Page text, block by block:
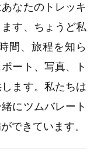
なたのトレッキ
す、ちょうど私
間、旅程を知ら
ート、写真、ト
ます。私たちは
にツムバレート
できています。